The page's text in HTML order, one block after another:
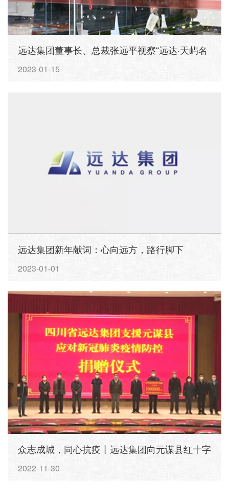
远达集团董事长、总裁张远平视察“远达·天屿名
城”项目
2023-01-15
远达集团新年献词：心向远方，路行脚下
2023-01-01
众志成城，同心抗疫丨远达集团向元谋县红十字
会捐赠100万元！
2022-11-30